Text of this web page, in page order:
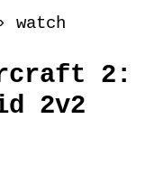
watch
2:
2v2